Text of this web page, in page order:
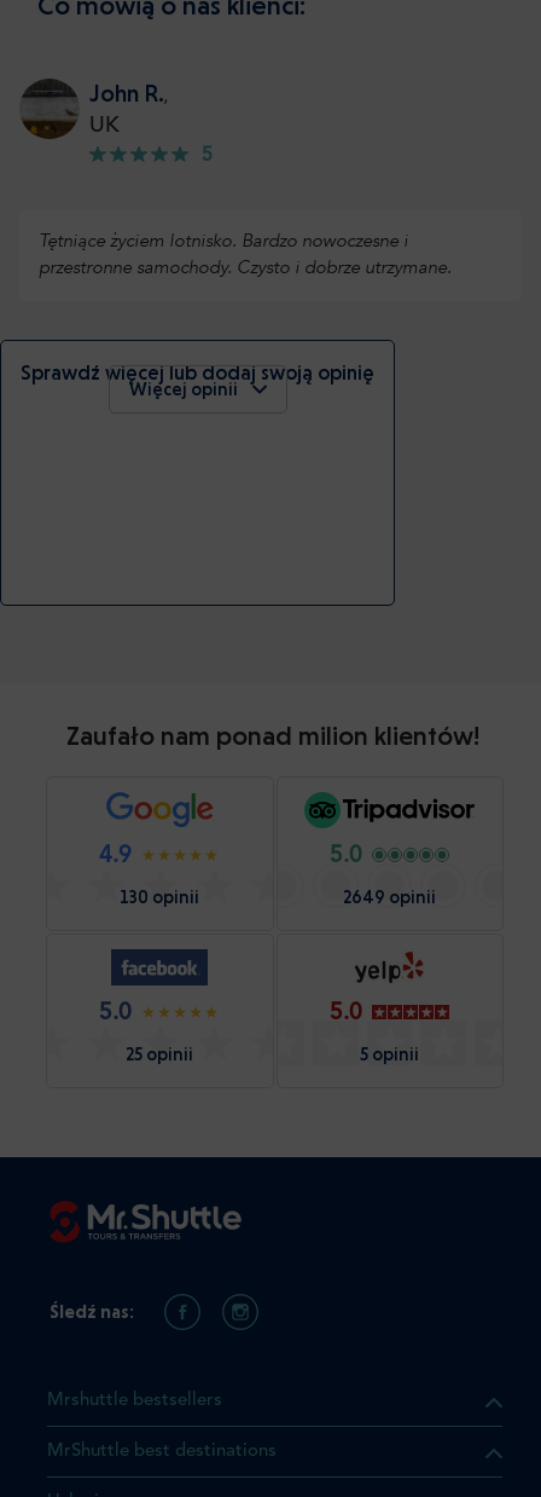
John R.,
UK
5
Tętniące życiem lotnisko. Bardzo nowoczesne i
przestronne samochody. Czysto i dobrze utrzymane.
Sprawdź więcej lub dodaj swoją opinię
Więcej opinii
Zaufało nam ponad milion klientów!
4.9
130 opinii
5.0
2649 opinii
5.0
25 opinii
5.0
5 opinii
Mrshuttle bestsellers
MrShuttle best destinations
Śledź nas: